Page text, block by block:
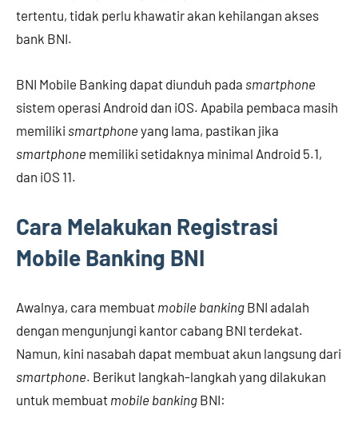
tertentu, tidak perlu khawatir akan kehilangan akses
bank BNI.
BNI Mobile Banking dapat diunduh pada smartphone
sistem operasi Android dan iOS. Apabila pembaca masih
memiliki smartphone yang lama, pastikan jika
smartphone memiliki setidaknya minimal Android 5.1,
dan iOS 11.
Cara Melakukan Registrasi
Mobile Banking BNI
Awalnya, cara membuat mobile banking BNI adalah
dengan mengunjungi kantor cabang BNI terdekat.
Namun, kini nasabah dapat membuat akun langsung dari
smartphone. Berikut langkah-langkah yang dilakukan
untuk membuat mobile banking BNI: